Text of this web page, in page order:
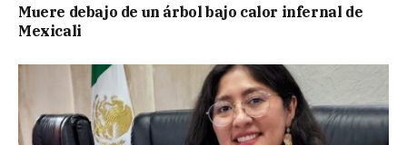
Muere debajo de un árbol bajo calor infernal de
Mexicali